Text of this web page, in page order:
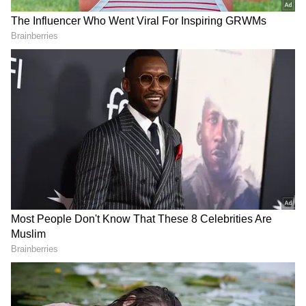
திதி : இன்று காலை 2.54 வரை சதுர்த்தசி,
பின்னர் அமாவாசை..
நட்சத்திரம் : இன்று காலை 10.06 வரை
உத்திரட்டாதி, பின்னர் ரேவதி
DOWNLOAD APP
RECOMMENDED STORIES